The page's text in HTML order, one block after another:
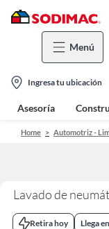
Menú
location-
icon
Ingresa tu ubicación
Asesoría
Home Automotriz -
Lavado de
Retira hoy Llega